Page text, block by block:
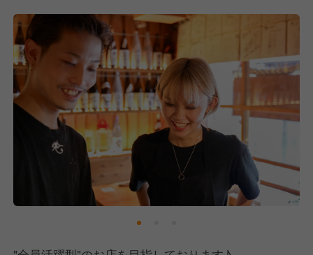
チャンスに貪欲に、どんどんキャリアアップを目指し
ていく事をやりがいに、スタッフ一丸となって日々取
り組んでおります!!